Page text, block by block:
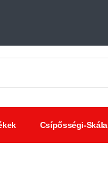
Csípősségi-Skála